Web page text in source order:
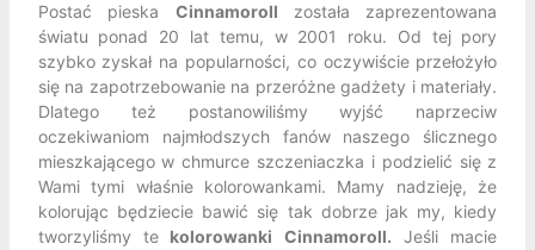
Postać pieska Cinnamoroll została zaprezentowana
światu ponad 20 lat temu, w 2001 roku. Od tej pory
szybko zyskał na popularności, co oczywiście przełożyło
się na zapotrzebowanie na przeróżne gadżety i materiały.
Dlatego też postanowiliśmy wyjść naprzeciw
oczekiwaniom najmłodszych fanów naszego ślicznego
mieszkającego w chmurce szczeniaczka i podzielić się z
Wami tymi właśnie kolorowankami. Mamy nadzieję, że
kolorując będziecie bawić się tak dobrze jak my, kiedy
tworzyliśmy tekolorowanki Cinnamoroll. Jeśli macie